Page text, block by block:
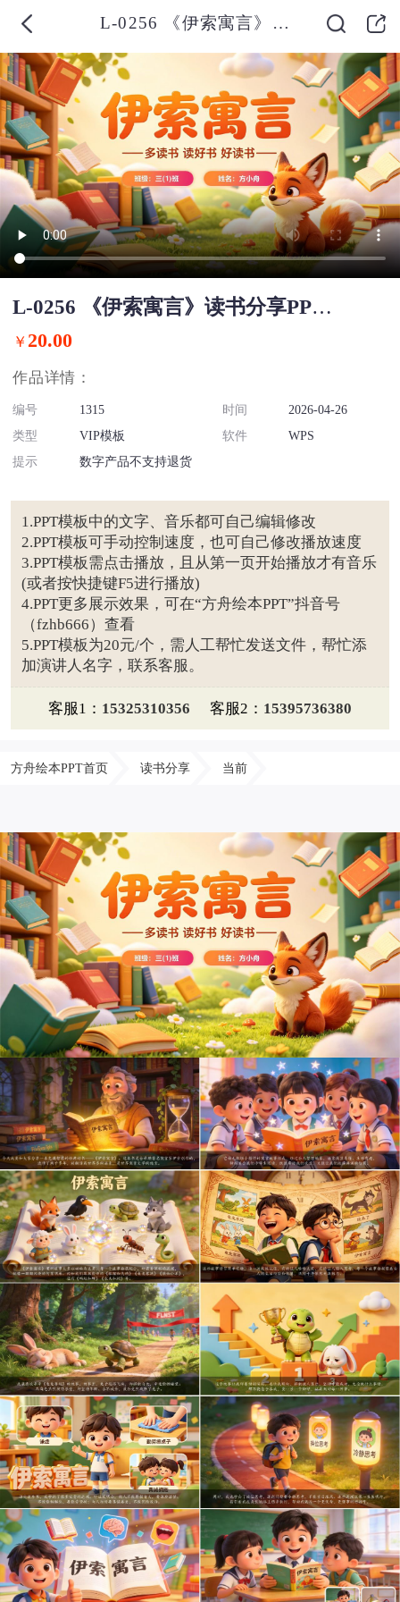
L-0256 《伊索寓言》读书分享PPT模板
L-0256 《伊索寓言》读书分享PPT模板
￥ 20.00
作品详情：
编号 1315 时间
2026-04-26
类型
VIP模板 软件
WPS
提示
数字产品不支持退货
1.PPT模板中的文字、音乐都可自己编辑修改
2.PPT模板可手动控制速度，也可自己修改播放速度
3.PPT模板需点击播放，且从第一页开始播放才有音乐
(或者按快捷键F5进行播放)
4.PPT更多展示效果，可在“方舟绘本PPT”抖音号
（fzhb666）查看
5.PPT模板为20元/个，需人工帮忙发送文件，帮忙添
加演讲人名字，联系客服。
客服1： 15325310356 客服2： 15395736380
方舟绘本PPT首页 读书分享 当前